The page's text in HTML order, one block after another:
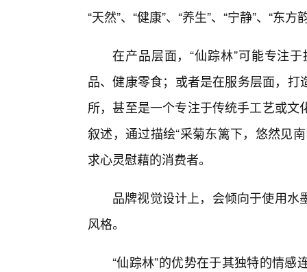
“天然”、“健康”、“养生”、“宁静”、“东
在产品层面，“仙踪林”可能专注
品、健康零食；或者是在服务层面，
所，甚至是一个专注于传统手工艺或
叙述，通过描绘“采菊东篱下，悠然见
求心灵慰藉的消费者。
品牌视觉设计上，会倾向于使用
风格。
“仙踪林”的优势在于其独特的情